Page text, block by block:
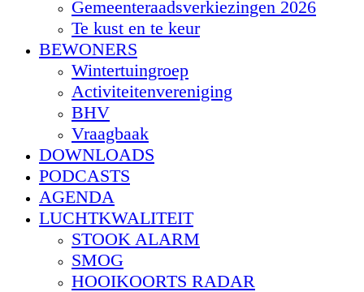
Gemeenteraadsverkiezingen 2026
Te kust en te keur
BEWONERS
Wintertuingroep
Activiteitenvereniging
BHV
Vraagbaak
DOWNLOADS
PODCASTS
AGENDA
LUCHTKWALITEIT
STOOK ALARM
SMOG
HOOIKOORTS RADAR